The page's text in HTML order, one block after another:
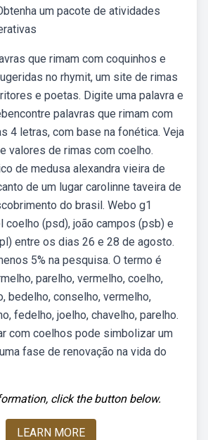
um pacote de atividades
que rimam com coquinhos e
no rhymit, um site de rimas
e poetas. Digite uma palavra e
palavras que rimam com
4 letras, com base na fonética. Veja
valores de rimas com coelho.
de medusa alexandra vieira de
de um lugar carolinne taveira de
do brasil. Webo g1
coelho (psd), joão campos (psb) e
entre os dias 26 e 28 de agosto.
5% na pesquisa. O termo é
parelho, vermelho, coelho,
bedelho, conselho, vermelho,
fedelho, joelho, chavelho, parelho.
com coelhos pode simbolizar um
fase de renovação na vida do
click the button below.
LEARN MORE